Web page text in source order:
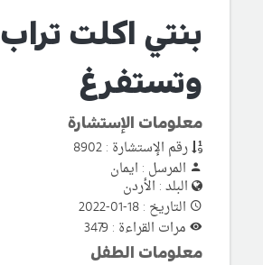
بنتي اكلت تراب
وتستفرغ
معلومات الإستشارة
رقم الإستشارة : 8902
المرسل : ايمان
البلد : الأردن
التاريخ : 18-01-2022
مرات القراءة : 3479
معلومات الطفل